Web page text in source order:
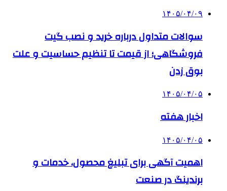
۱۴۰۵/۰۴/۰۹
سوالات متداول درباره خرید و نصب گیت
فروشگاهی؛ از قیمت تا تنظیم حساسیت و علت
بوق زدن
۱۴۰۵/۰۴/۰۵
اخبار هفته
۱۴۰۵/۰۴/۰۵
اهمیت آگهی برای تبلیغ محصول، خدمات و
برندینگ در صنعت